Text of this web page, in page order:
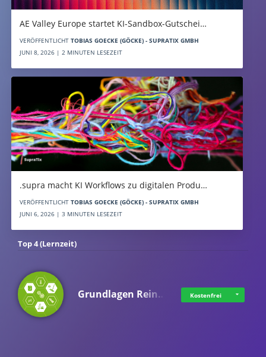
AE Valley Europe startet KI-Sandbox-Gutschei…
VERÖFFENTLICHT TOBIAS GOECKE (GÖCKE) - SUPRATIX GMBH
JUNI 8, 2026 | 2 MINUTEN LESEZEIT
.supra macht KI Workflows zu digitalen Produ…
VERÖFFENTLICHT TOBIAS GOECKE (GÖCKE) - SUPRATIX GMBH
JUNI 6, 2026 | 3 MINUTEN LESEZEIT
Top 4 (Lernzeit)
Grundlagen Rein… Kostenfrei